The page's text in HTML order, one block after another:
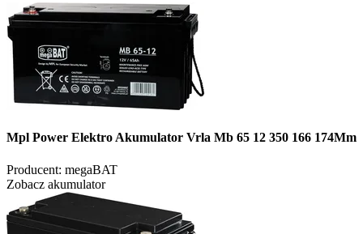
Mpl Power Elektro Akumulator Vrla Mb 65 12 350 166 174Mm
Producent: megaBAT
Zobacz akumulator